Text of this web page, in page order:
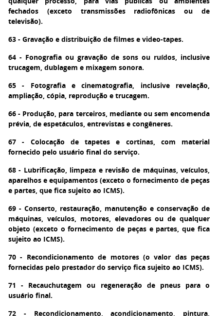
fechados (exceto transmissões radiofônicas ou de
televisão).
63 - Gravação e distribuição de filmes e video-tapes.
64 - Fonografia ou gravação de sons ou ruídos, inclusive
trucagem, dublagem e mixagem sonora.
65 - Fotografia e cinematografia, inclusive revelação,
ampliação, cópia, reprodução e trucagem.
66 - Produção, para terceiros, mediante ou sem encomenda
prévia, de espetáculos, entrevistas e congêneres.
67 - Colocação de tapetes e cortinas, com material
fornecido pelo usuário final do serviço.
68 - Lubrificação, limpeza e revisão de máquinas, veículos,
aparelhos e equipamentos (exceto o fornecimento de peças
e partes, que fica sujeito ao ICMS).
69 - Conserto, restauração, manutenção e conservação de
máquinas, veículos, motores, elevadores ou de qualquer
objeto (exceto o fornecimento de peças e partes, que fica
sujeito ao ICMS).
70 - Recondicionamento de motores (o valor das peças
fornecidas pelo prestador do serviço fica sujeito ao ICMS).
71 - Recauchutagem ou regeneração de pneus para o
usuário final.
72 - Recondicionamento, acondicionamento, pintura,